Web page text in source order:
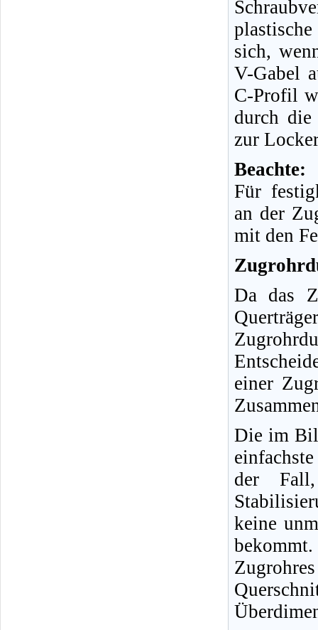
sich,
V-Gabel
C-Profil
durch die
zur
Beachte:
Für
an der
mit den
Da das
einer
Die im
der
keine